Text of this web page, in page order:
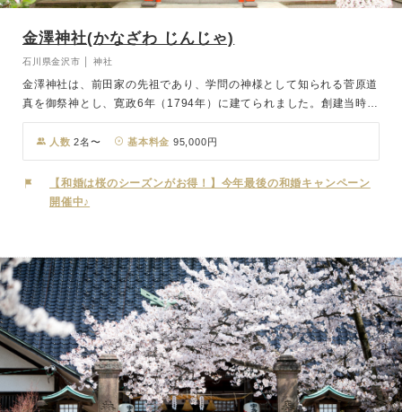
金澤神社(かなざわ じんじゃ)
石川県金沢市 │ 神社
金澤神社は、前田家の先祖であり、学問の神様として知られる菅原道
真を御祭神とし、寛政6年（1794年）に建てられました。創建当時は
藩主の個人的な祈願所としていた為、長らく一般開放はされていなか
ったのですが、明治7年に誰もが自由に参拝が出来るようになりまし
た。神社には災難除けの神である白蛇竜神、交通安全の神である琴平
大神、商売繁盛の神である白阿紫稲荷大明神も合わせて祀られている
ため、参拝に訪れる人たちも多い歴史ある神社です。神社入り口に建
おふたりの晴れやかな門出をお祝いさせていただきます。
人数 2名〜 基本料金 95,000円
【和婚は桜のシーズンがお得！】今年最後の和婚キャンペーン
開催中♪